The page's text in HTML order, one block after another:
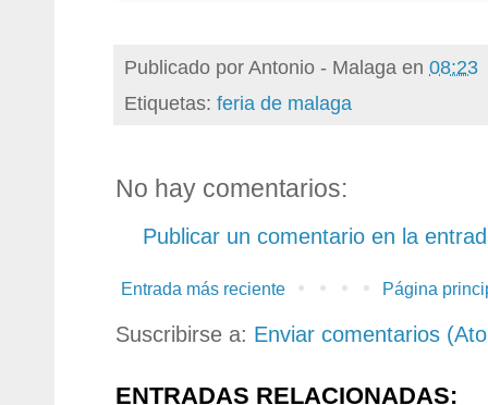
Publicado porAntonio - Malaga en 08:23
Etiquetas: feria de malaga
No hay comentarios:
Publicar un comentario en la
Entrada más reciente Página
Suscribirse a: Enviar comentarios
ENTRADAS RELACIONADAS: